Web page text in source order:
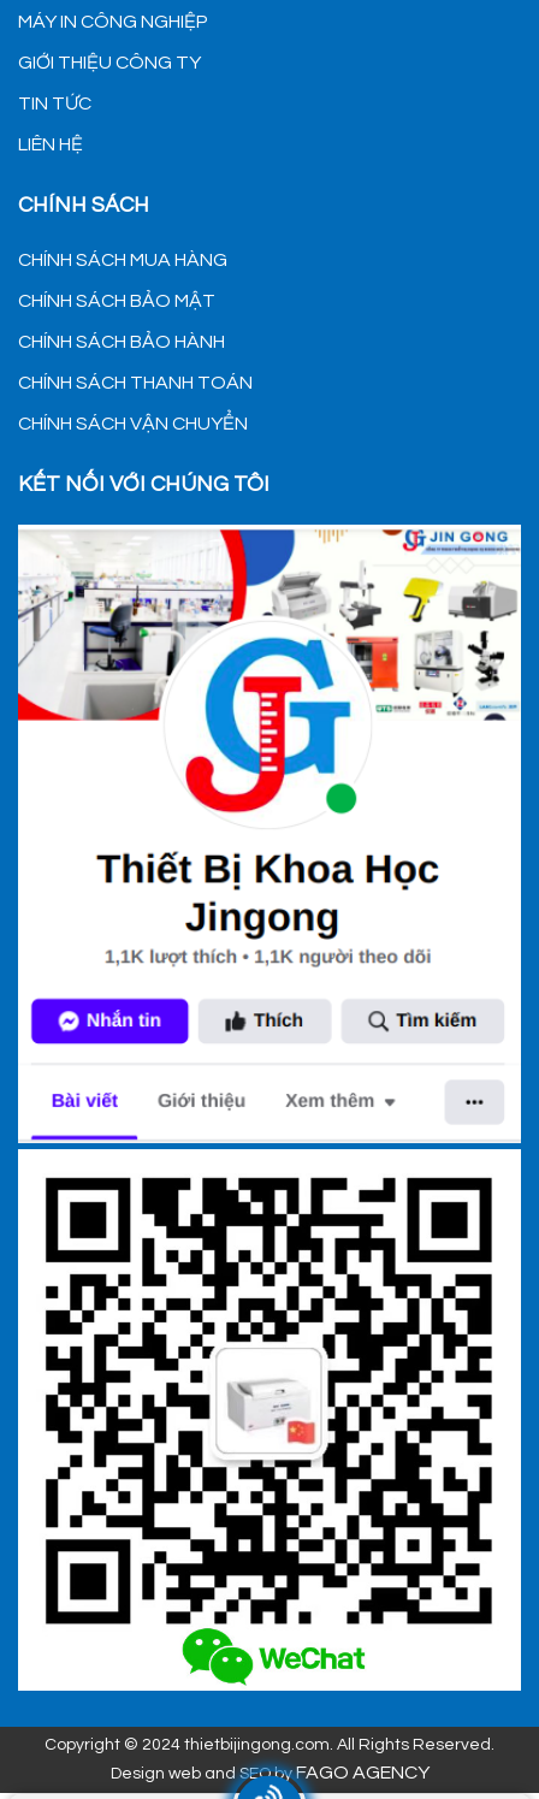
MÁY IN CÔNG NGHIỆP
GIỚI THIỆU CÔNG TY
TIN TỨC
LIÊN HỆ
CHÍNH SÁCH
CHÍNH SÁCH MUA HÀNG
CHÍNH SÁCH BẢO MẬT
CHÍNH SÁCH BẢO HÀNH
CHÍNH SÁCH THANH TOÁN
CHÍNH SÁCH VẬN CHUYỂN
KẾT NỐI VỚI CHÚNG TÔI
Copyright © 2024 thietbijingong.com. All Rights Reserved.
Design web and SEO byFAGO AGENCY